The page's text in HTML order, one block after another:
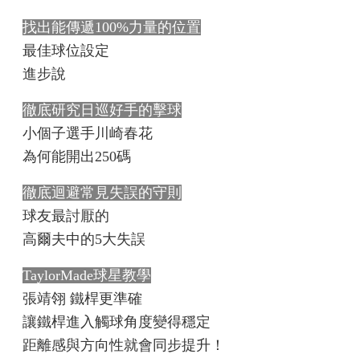
找出能傳遞100%力量的位置
最佳球位設定
進步說
徹底研究日巡好手的擊球
小個子選手川崎春花
為何能開出250碼
徹底迴避常見失誤的守則
球友最討厭的
高爾夫中的5大失誤
TaylorMade球星教學
張靖翎 鐵桿更準確
讓鐵桿進入觸球角度變得穩定
距離感與方向性就會同步提升！